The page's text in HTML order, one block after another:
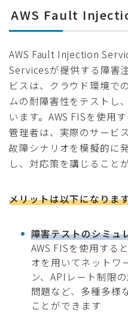
AWS Fault
AWS Fault Injection
Servicesが提供する障害
ビスは、クラウド環境で
ムの耐障害性をテストし
います。AWS FISを使用
管理者は、実際のサービ
故障シナリオを模擬的に
し、対応策を講じること
メリットは以下になりま
障害テストのシミュ
AWS FISを使用する
オを用いてネットワ
ン、APIレート制限
問題など、多種多様
ことができます